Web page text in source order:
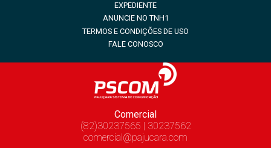
EXPEDIENTE
ANUNCIE NO TNH1
TERMOS E CONDIÇÕES DE USO
FALE CONOSCO
Comercial
(82)30237565 | 30237562
comercial@pajucara.com